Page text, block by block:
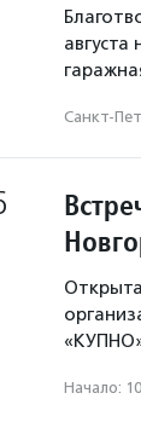
Санкт-
Начало: